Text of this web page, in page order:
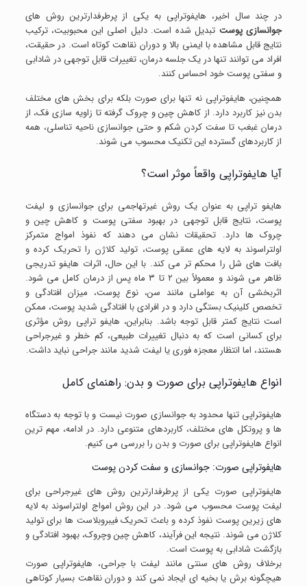
در چند سال اخیر، هایفوتراپی به یکی از پرطرفدارترین روش های
جوانسازی پوست تبدیل شده است. دلیل اصلی این محبوبیت، ترکیب
نتایج قابل مشاهده با ایمنی بالا و دوران نقاهت کوتاه است. در حقیقت،
افراد می توانند تنها در یک جلسه درمان، تغییرات قابل توجهی در شادابی
و سفتی پوست خود احساس کنند.
همچنین، هایفوتراپی نه تنها برای صورت بلکه برای بخش های مختلف
بدن نیز کاربرد دارد. از کاهش چین و چروک گرفته تا زاویه سازی فک، از
درمان غبغب تا سفت کردن شکم و حتی جوانسازی ناحیه تناسلی، همه
از کاربردهای گسترده این تکنیک محسوب می شوند.
آیا هایفوتراپی واقعاً موثر است؟
هایفو تراپی به عنوان یک روش غیرتهاجمی برای جوانسازی و لیفت
پوست، نتایج قابل توجهی در بهبود سفتی پوست و کاهش چین و
چروک ها دارد. تحقیقات نشان می دهند که نفوذ امواج متمرکز
اولتراسوند به لایه های عمقی پوست، تولید کلاژن را تحریک کرده و
بافت های شل را محکم تر می کند. با این حال، اثرات هایفو تدریجی
ظاهر می شوند و معمولاً بین ۲ تا ۳ ماه پس از درمان کامل می شود.
اثربخشی آن به عواملی مانند سن، نوع پوست، میزان افتادگی و
تخصص کلینیک بستگی دارد و در افرادی با افتادگی شدید پوست، ممکن
است نتایج کمتر قابل توجه باشد. بنابراین، هایفو تراپی روش مؤثری
برای کسانی است که به دنبال تغییرات طبیعی، کم خطر و غیرجراحی
هستند، اما انتظار معجزه فوری یا لیفت شدید مانند جراحی نباید داشت.
انواع هایفوتراپی برای صورت و بدن: راهنمای کامل
هایفوتراپی تنها محدود به جوانسازی صورت نیست و با توجه به دستگاه
ها و پروتکل های مختلف، کاربردهای متنوعی دارد. در ادامه، مهم ترین
انواع هایفوتراپی برای صورت و بدن را بررسی می کنیم.
هایفوتراپی صورت: جوانسازی و سفت کردن پوست
هایفوتراپی صورت یکی از پرطرفدارترین روش های غیرجراحی برای
لیفت پوست محسوب می شود. در این روش امواج اولتراسوند به لایه
های زیرین پوست نفوذ کرده و باعث تحریک فیبروبلاست ها برای تولید
کلاژن می شوند. نتیجه این فرآیند، کاهش چین وچروک، بهبود افتادگی و
بازگشت شادابی به پوست است.
برخلاف روش های سنتی مانند لیفت با جراحی، هایفوتراپی صورت
هیچگونه برش یا بخیه ای ایجاد نمی کند و دوران نقاهت بسیار کوتاهی